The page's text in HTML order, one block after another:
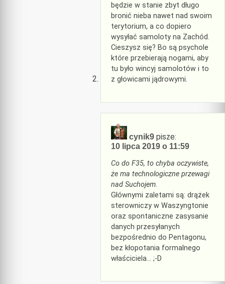
będzie w stanie zbyt długo
bronić nieba nawet nad swoim
terytorium, a co dopiero
wysyłać samoloty na Zachód.
Cieszysz się? Bo są psychole
które przebierają nogami, aby
tu było wincyj samolotów i to
z głowicami jądrowymi.
cynik9 pisze:
10 lipca 2019 o 11:59
Co do F35, to chyba oczywiste,
że ma technologiczne przewagi
nad Suchojem.
Głównymi zaletami są: drążek
sterowniczy w Waszyngtonie
oraz spontaniczne zasysanie
danych przesyłanych
bezpośrednio do Pentagonu,
bez kłopotania formalnego
właściciela… ;-D